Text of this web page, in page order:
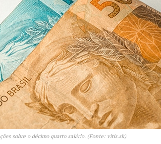
sobre o décimo quarto salário. (Fonte: vitis.sk)